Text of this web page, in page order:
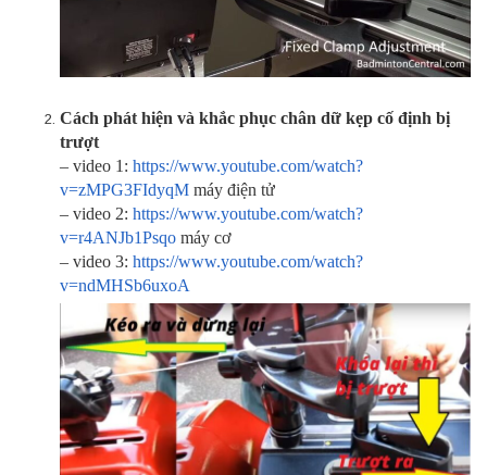
Cách phát hiện và khắc phục chân dữ kẹp cố định bị
trượt
– video 1: https://www.youtube.com/watch?
v=zMPG3FIdyqM máy điện tử
– video 2: https://www.youtube.com/watch?
v=r4ANJb1Psqo máy cơ
– video 3: https://www.youtube.com/watch?
v=ndMHSb6uxoA